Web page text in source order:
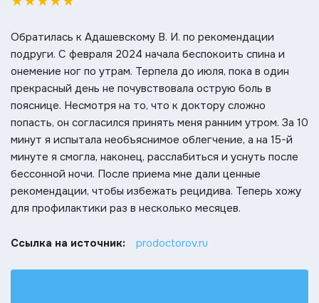
Обратилась к Адашевскому В. И. по рекомендации
подруги. С февраля 2024 начала беспокоить спина и
онемение ног по утрам. Терпела до июля, пока в один
прекрасный день не почувствовала острую боль в
пояснице. Несмотря на то, что к доктору сложно
попасть, он согласился принять меня ранним утром. За 10
минут я испытала необъяснимое облегчение, а на 15-й
минуте я смогла, наконец, расслабиться и уснуть после
бессонной ночи. После приема мне дали ценные
рекомендации, чтобы избежать рецидива. Теперь хожу
для профилактики раз в несколько месяцев.
Ссылка на источник: prodoctorov.ru